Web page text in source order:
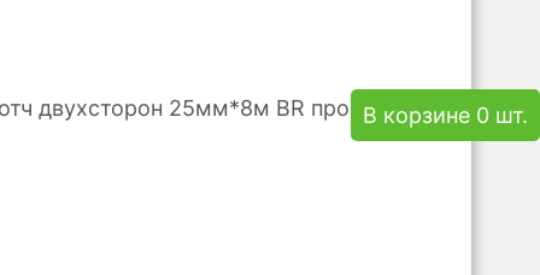
В корзине 0 шт.
двухсторон 25мм*8м BR прозр.